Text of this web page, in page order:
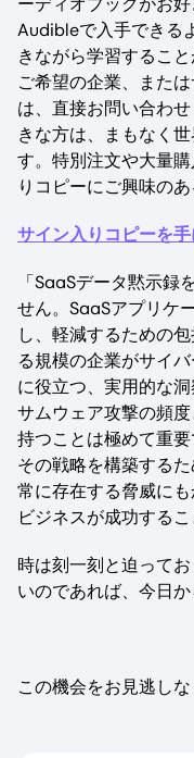
Audibleで入手できる
きながら学習するこ
ご希望の企業、また
は、直接お問い合わ
きな方は、まもなく
す。特別注文や大量
りコピーにご興味の
サイン入りコピーを
「SaaSデータ黙示録
せん。SaaSアプリケ
し、軽減するための
る規模の企業がサイ
に役立つ、実用的な
サムウェア攻撃の頻
持つことは極めて重
その戦略を構築する
常に存在する脅威に
ビジネスが成功するこ
時は刻一刻と迫ってお
いのであれば、今日
この機会をお見逃しな